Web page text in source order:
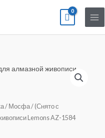
/ Мосфа/ (Снято с
Lemons AZ-1584